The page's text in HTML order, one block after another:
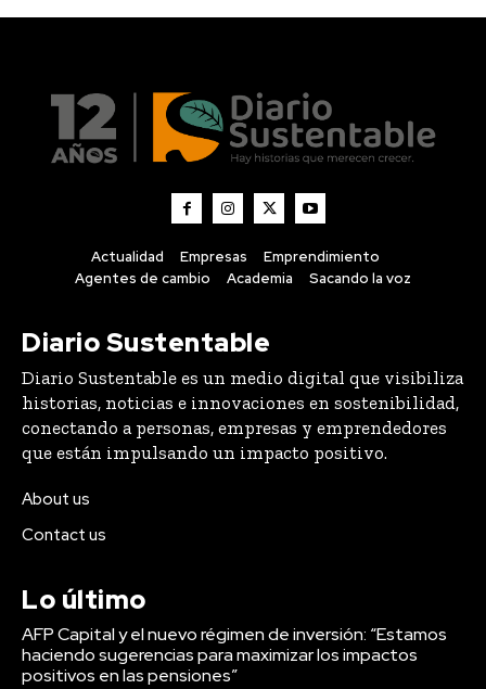
Actualidad Empresas
Emprendimiento
Agentes de cambio
Academia Sacando la voz
Diario Sustentable
Diario Sustentable es un medio digital que visibiliza
historias, noticias e innovaciones en sostenibilidad,
conectando a personas, empresas y emprendedores
que están impulsando un impacto positivo.
About us
Contact us
Lo último
AFP Capital y el nuevo régimen de inversión: “Estamos
haciendo sugerencias para maximizar los impactos
positivos en las pensiones”